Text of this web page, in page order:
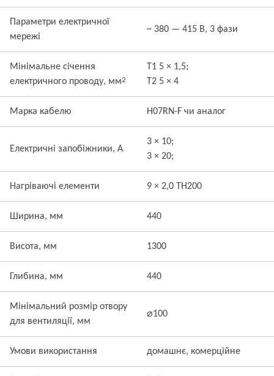
Параметри електричної
мережі
~ 380 — 415 В, 3 фази
Мінімальне січення
електричного проводу, мм2
T1 5 × 1,5;
T2 5 × 4
Марка кабелю H07RN-F чи аналог
Електричні запобіжники, А
3 × 10;
3 × 20;
Нагріваючі елементи 9 × 2,0 TH200
Ширина, мм 440
Висота, мм 1300
Глибина, мм 440
Мінімальний розмір отвору
для вентиляції, мм
⌀100
Умови використання домашнє, комерційне